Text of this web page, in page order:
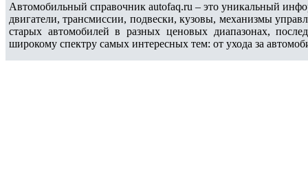
Автомобильный справочник autofaq.ru – это уникальный
двигатели, трансмиссии, подвески, кузовы, механизмы
старых автомобилей в разных ценовых диапазонах,
широкому спектру самых интересных тем: от ухода за